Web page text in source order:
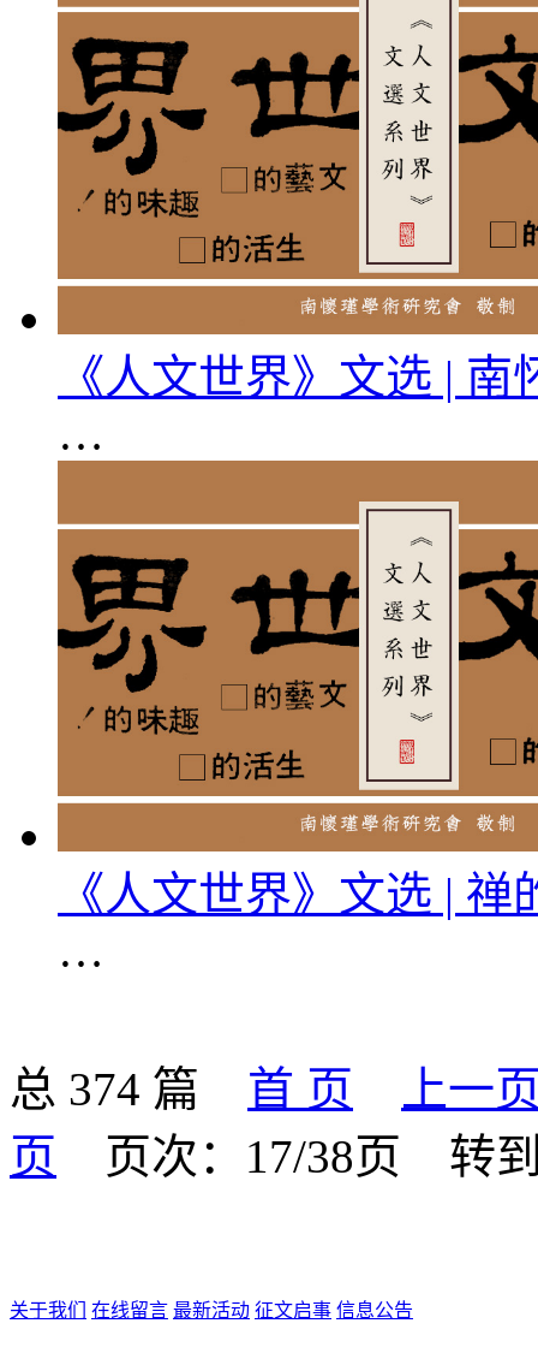
《人文世界》文选 |
…
《人文世界》文选 | 禅
…
总 374 篇 首 页
上一
页
页次：17/38页 转
关于我们 在线留言 最新活动 征文启事 信息公告